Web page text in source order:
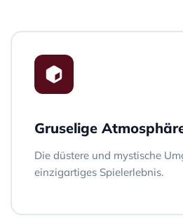
Gruselige
Die düstere und mystische
einzigartiges Spielerlebnis.